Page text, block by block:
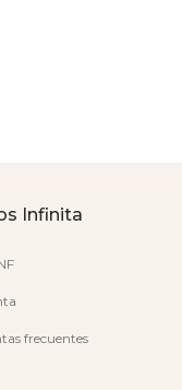
Infinita
frecuentes